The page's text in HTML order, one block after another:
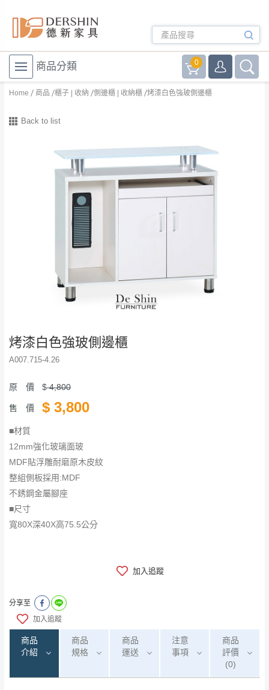
商品分類 0
Home 商品 櫃子 | 收納 側邊櫃 | 收納櫃 烤漆白色強玻側邊櫃
Back to list
烤漆白色強玻側邊櫃
A007.715-4.26
原 價 $4,800
售 價 $ 3,800
■材質
12mm強化玻璃面玻
MDF貼浮雕耐磨原木皮紋
整組側板採用:MDF
不銹鋼金屬腳座
■尺寸
寬80X深40X高75.5公分
加入追蹤
分享至
加入追蹤
商品
介紹
商品
規格
商品
運送
注意
事項
商品
評價
(0)